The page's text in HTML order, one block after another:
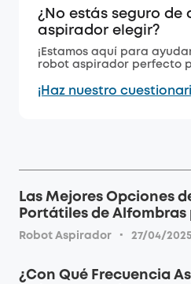
¿No estás seguro de
aspirador elegir?
¡Estamos aquí para
robot aspirador perfecto
¡Haz nuestro
Las Mejores Opciones
Portátiles de Alfombras
Robot Aspirador · 27/04/2025
¿Con Qué Frecuencia